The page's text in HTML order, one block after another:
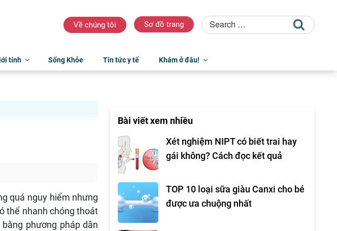
Về chúng tôi Sơ đồ trang
tính Sống Khỏe Tin tức y tế Khám ở đâu!
quá nguy hiểm nhưng
thể nhanh chóng thoát
phương pháp dân
Bài viết xem nhiều
Xét nghiệm NIPT có biết trai hay
gái không? Cách đọc kết quả
TOP 10 loại sữa giàu Canxi cho bé
được ưa chuộng nhất